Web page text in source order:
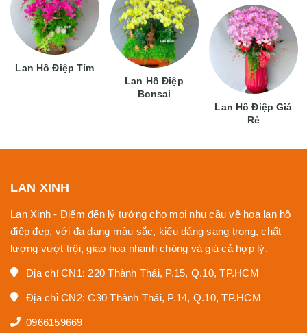
Lan Hồ Điệp Tím
Lan Hồ Điệp
Bonsai
Lan Hồ Điệp Giá
Rẻ
LAN XINH
Lan Xinh - Điểm đến lý tưởng cho mọi nhu cầu về hoa lan hồ
điệp đẹp, với đa dạng màu sắc, kiểu dáng sang trọng, chất
lượng vượt trội, giao hoa nhanh chóng và giá cả hợp lý.
Địa chỉ CN1: 220 Thành Thái, P.15, Q.10, TP.HCM
Địa chỉ CN2: C30 Thành Thái, P.14, Q.10, TP.HCM
0966159669